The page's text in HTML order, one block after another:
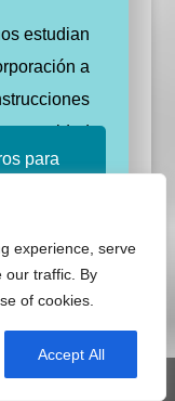
para
uso.
de
experience, serve
our traffic. By
of cookies.
Accept All
estudian
a
alcanzar
es
todo el
de texto,
otra